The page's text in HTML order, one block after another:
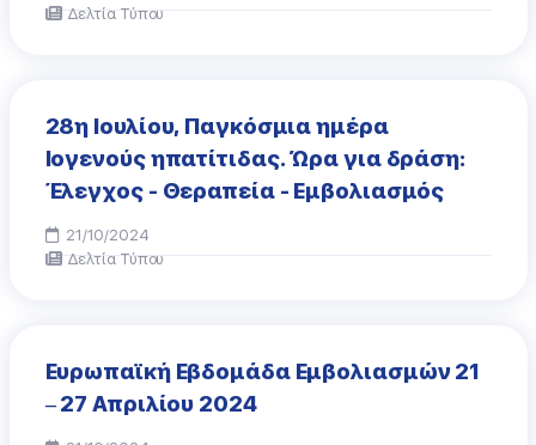
Δελτία Τύπου
28η Ιουλίου, Παγκόσμια ημέρα
Ιογενούς ηπατίτιδας. Ώρα για δράση:
Έλεγχος - Θεραπεία - Εμβολιασμός
21/10/2024
Δελτία Τύπου
Ευρωπαϊκή Εβδομάδα Εμβολιασμών 21
– 27 Απριλίου 2024